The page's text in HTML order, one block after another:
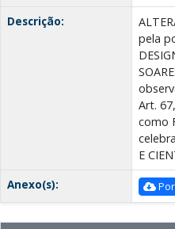
Descrição:
pela
Art.
como
E
Anexo(s):